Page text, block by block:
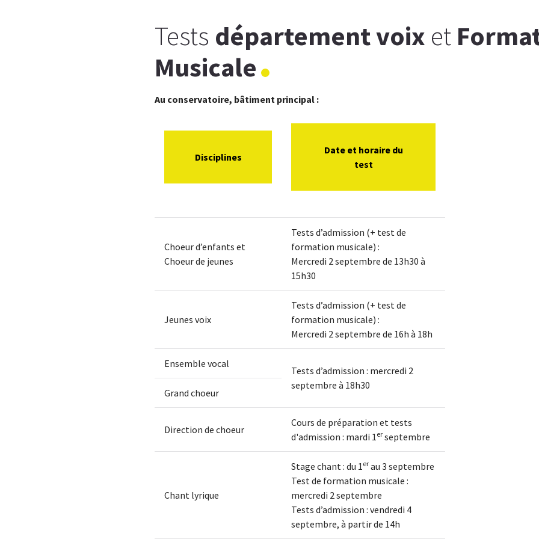
Tests département voix et
Musicale
Au conservatoire, bâtiment principal :
Disciplines
Date et horaire du
test
Choeur d’enfants et
Choeur de jeunes
Tests d’admission (+ test de
formation musicale) :
Mercredi 2 septembre de 13h30 à
15h30
Jeunes voix
Tests d’admission (+ test de
formation musicale) :
Mercredi 2 septembre de 16h à 18h
Ensemble vocal
Tests d’admission : mercredi 2
septembre à 18h30
Grand choeur
Direction de choeur
Cours de préparation et tests
d'admission : mardi 1er septembre
Chant lyrique
Stage chant : du 1er au 3 septembre
Test de formation musicale :
mercredi 2 septembre
Tests d’admission : vendredi 4
septembre, à partir de 14h